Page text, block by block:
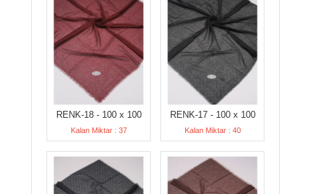
RENK-18 - 100 x 100
Kalan Miktar : 37
RENK-17 - 100 x 100
Kalan Miktar : 40